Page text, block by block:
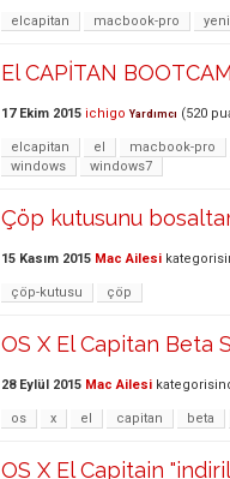
elcapitan macbook-pro
El CAPİTAN
17 Ekim 2015 ichigo Yardımcı (520
elcapitan el macbook-pro
windows
windows7
Çöp kutusunu
15 Kasım 2015 Mac Ailesi
çöp-kutusu çöp
OS X El Capitan Beta
28 Eylül 2015 Mac Ailesi
os x el capitan beta
OS X El Capitain